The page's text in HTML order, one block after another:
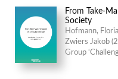
From Take-
Society
Hofmann,
Zwiers Jakob
Group